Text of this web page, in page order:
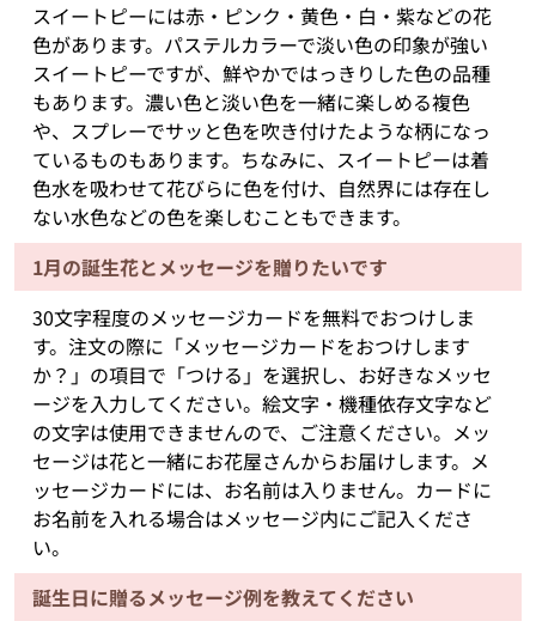
スイートピーには赤・ピンク・黄色・白・紫などの花
色があります。パステルカラーで淡い色の印象が強い
スイートピーですが、鮮やかではっきりした色の品種
もあります。濃い色と淡い色を一緒に楽しめる複色
や、スプレーでサッと色を吹き付けたような柄になっ
ているものもあります。ちなみに、スイートピーは着
色水を吸わせて花びらに色を付け、自然界には存在し
ない水色などの色を楽しむこともできます。
1月の誕生花とメッセージを贈りたいです
30文字程度のメッセージカードを無料でおつけしま
す。注文の際に「メッセージカードをおつけします
か？」の項目で「つける」を選択し、お好きなメッセ
ージを入力してください。絵文字・機種依存文字など
の文字は使用できませんので、ご注意ください。メッ
セージは花と一緒にお花屋さんからお届けします。メ
ッセージカードには、お名前は入りません。カードに
お名前を入れる場合はメッセージ内にご記入くださ
い。
誕生日に贈るメッセージ例を教えてください